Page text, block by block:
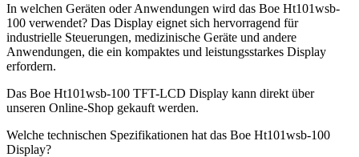
In welchen Geräten oder Anwendungen wird das Boe Ht101wsb-
100 verwendet? Das Display eignet sich hervorragend für
industrielle Steuerungen, medizinische Geräte und andere
Anwendungen, die ein kompaktes und leistungsstarkes Display
erfordern.
Das Boe Ht101wsb-100 TFT-LCD Display kann direkt über
unseren Online-Shop gekauft werden.
Welche technischen Spezifikationen hat das Boe Ht101wsb-100
Display?